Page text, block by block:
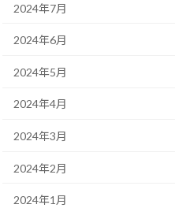
2024年7月
2024年6月
2024年5月
2024年4月
2024年3月
2024年2月
2024年1月